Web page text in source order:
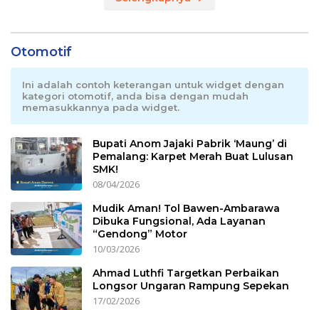
Otomotif
Ini adalah contoh keterangan untuk widget dengan
kategori otomotif, anda bisa dengan mudah
memasukkannya pada widget.
Bupati Anom Jajaki Pabrik ‘Maung’ di
Pemalang: Karpet Merah Buat Lulusan
SMK!
08/04/2026
Mudik Aman! Tol Bawen-Ambarawa
Dibuka Fungsional, Ada Layanan
“Gendong” Motor
10/03/2026
Ahmad Luthfi Targetkan Perbaikan
Longsor Ungaran Rampung Sepekan
17/02/2026